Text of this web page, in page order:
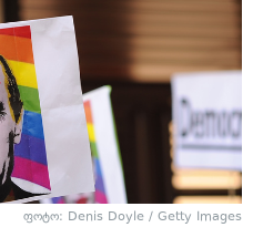
ფოტო: Denis Doyle / Getty Images